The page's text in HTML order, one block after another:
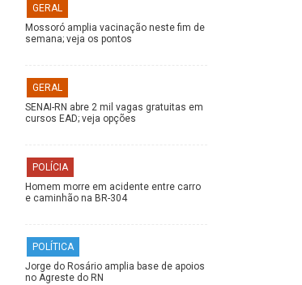
GERAL
Mossoró amplia vacinação neste fim de
semana; veja os pontos
GERAL
SENAI-RN abre 2 mil vagas gratuitas em
cursos EAD; veja opções
POLÍCIA
Homem morre em acidente entre carro
e caminhão na BR-304
POLÍTICA
Jorge do Rosário amplia base de apoios
no Agreste do RN